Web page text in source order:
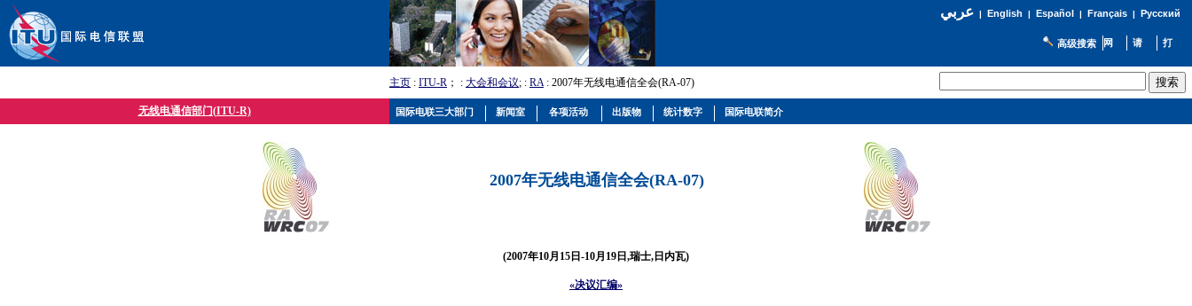
عربي| English | Español | Français| Русский
高级搜索
主页 : ITU-R ； : 大会和会议; : RA: 2007年无线电通信全会(RA-07)
无线电通信部门(ITU-R)
2007年无线电通信全会(RA-07)
(2007年10月15日-10月19日,瑞士,日内瓦)
«决议汇编»
国际电联三大部门 新闻室 各项活动 出版物 统计数字 国际电联简介